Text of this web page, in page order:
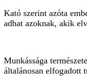
Kató szerint azóta
adhat azoknak, akik
Munkássága
általánosan elfogadott